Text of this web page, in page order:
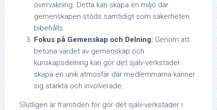
övervakning. Detta kan skapa en miljö där
gemenskapen stöds samtidigt som säkerheten
bibehålls.
Fokus på Gemenskap och Delning: Genom att
betona värdet av gemenskap och
kunskapsdelning kan gör det själv-verkstäder
skapa en unik atmosfär där medlemmarna känner
sig stärkta och involverade.
Slutligen är framtiden för gör det själv-verkstäder i